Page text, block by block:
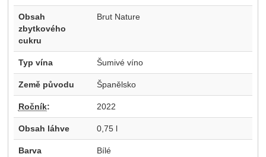
Obsah
zbytkového
cukru
Brut Nature
Typ vína Šumivé víno
Země původu Španělsko
Ročník: 2022
Obsah láhve 0,75 l
Barva Bílé